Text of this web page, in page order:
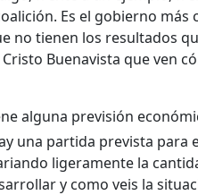
Es el gobierno
no tienen los resultados
Buenavista que ven
alguna previsión
una partida prevista para
ligeramente la
y como veis la